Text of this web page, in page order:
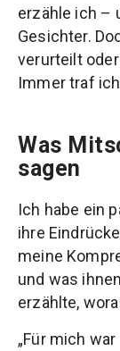
erzähle ich –
Gesichter.
verurteilt
Immer traf
Was
sagen
Ich habe ein
ihre
meine
und was
erzählte,
„Für mich